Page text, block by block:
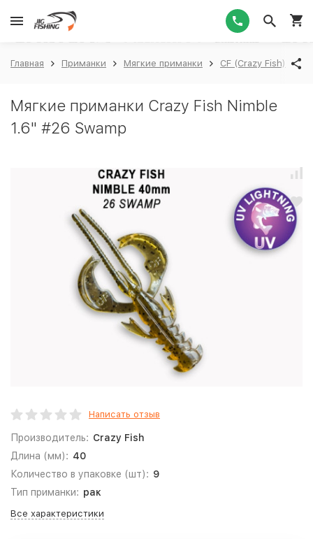
Главная Приманки Мягкие приманки CF (Crazy Fish)
Мягкие приманки Crazy Fish Nimble
1.6" #26 Swamp
Написать отзыв
Производитель: Crazy Fish
Длина (мм): 40
Количество в упаковке (шт): 9
Тип приманки: рак
Все характеристики